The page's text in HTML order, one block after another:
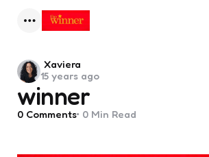
winner
Posted
by
Xaviera
15 years ago
0 Comments 0 Min Read